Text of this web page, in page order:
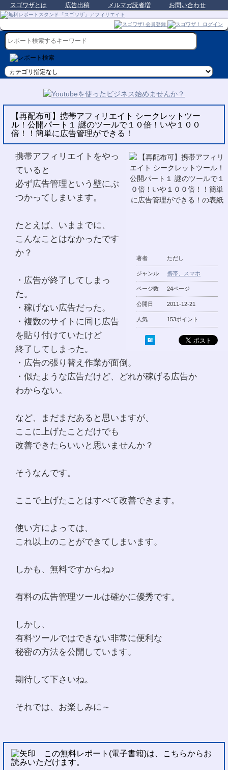
スゴワザとは 広告出稿 メルマガ読者増 お問い合わせ
【再配布可】携帯アフィリエイト シークレットツー
ル！公開パート１ 謎のツールで１０倍！いや１００
倍！！簡単に広告管理ができる！
著者 ただし
ジャンル 携帯、スマホ
ページ数 24ページ
公開日 2011-12-21
人気 153ポイント
携帯アフィリエイトをやっ
ていると
必ず広告管理という壁にぶ
つかってしまいます。
たとえば、いままでに、
こんなことはなかったです
か？
・広告が終了してしまっ
た。
・稼げない広告だった。
・複数のサイトに同じ広告
を貼り付けていたけど
終了してしまった。
・広告の張り替え作業が面倒。
・似たような広告だけど、どれが稼げる広告か
わからない。
など、まだまだあると思いますが、
ここに上げたことだけでも
改善できたらいいと思いませんか？
そうなんです。
ここで上げたことはすべて改善できます。
使い方によっては、
これ以上のことができてしまいます。
しかも、無料ですからね♪
有料の広告管理ツールは確かに優秀です。
しかし、
有料ツールではできない非常に便利な
秘密の方法を公開しています。
期待して下さいね。
それでは、お楽しみに～
この無料レポート(電子書籍)は、こちらからお
読みいただけます。